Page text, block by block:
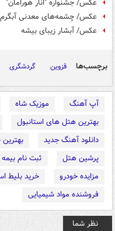
عکس/ جشنواره "انار هورامان"
عکس/ چشمه‌های معدنی
عکس/ آبشار زیبای بیشه
برچسب‌ها قزوین گردشگری
آپ آهنگ موزیک شاه
بهترین هتل های استانبول
دانلود آهنگ جدید
پرشین هتل
ثبت نام بیمه
مزایده خودرو
خرید بلیط
فروشنده مواد شیمیایی
نظر شما